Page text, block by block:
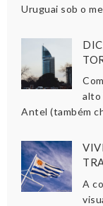
Uruguai sob o
alto
Antel (também
A